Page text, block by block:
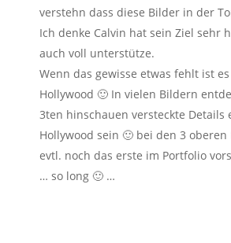
verstehn dass diese Bilder in der
Ich denke Calvin hat sein Ziel sehr
auch voll unterstütze.
Wenn das gewisse etwas fehlt ist
Hollywood 🙂 In vielen Bildern
3ten hinschauen versteckte Details
Hollywood sein 🙂 bei den 3
evtl. noch das erste im Portfolio
… so long 🙂 …